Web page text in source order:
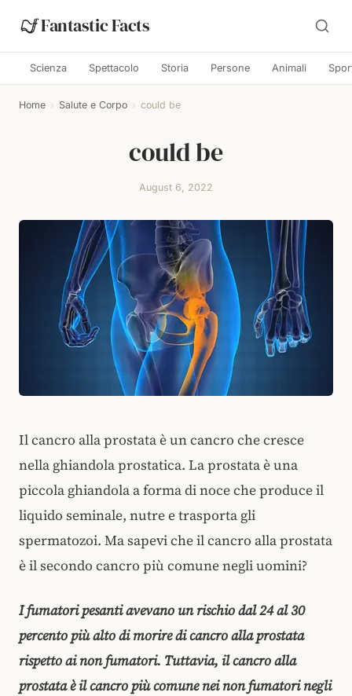
Fantastic Facts
Scienza Spettacolo Storia Persone Animali
Home › Salute e Corpo › could be
could be
August 6, 2022
Il cancro alla prostata è un cancro che cresce
nella ghiandola prostatica. La prostata è una
piccola ghiandola a forma di noce che produce il
liquido seminale, nutre e trasporta gli
spermatozoi. Ma sapevi che il cancro alla prostata
è il secondo cancro più comune negli uomini?
I fumatori pesanti avevano un rischio dal 24 al 30
percento più alto di morire di cancro alla prostata
rispetto ai non fumatori. Tuttavia, il cancro alla
prostata è il cancro più comune nei non fumatori negli